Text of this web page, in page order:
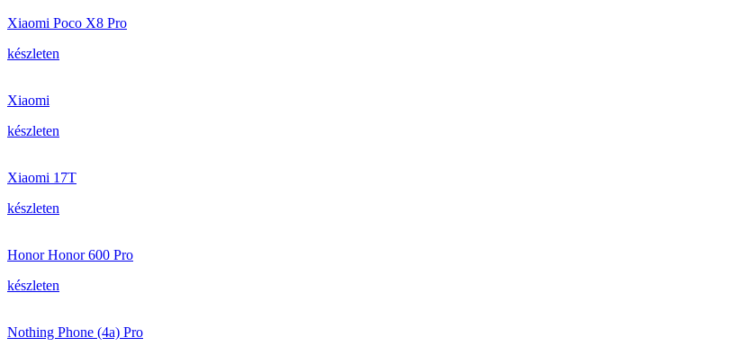
Xiaomi Poco X8 Pro
készleten
Xiaomi
készleten
Xiaomi 17T
készleten
Honor Honor 600 Pro
készleten
Nothing Phone (4a) Pro